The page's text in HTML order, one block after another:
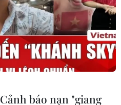
khen Công an Phú
báo nạn "giang